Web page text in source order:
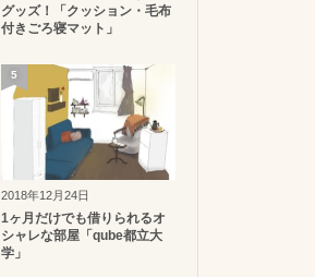
グッズ！「クッション・毛布
付きごろ寝マット」
2018年12月24日
1ヶ月だけでも借りられるオ
シャレな部屋「qube都立大
学」
5